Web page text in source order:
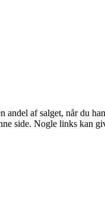
af salget, når du
side. Nogle links kan